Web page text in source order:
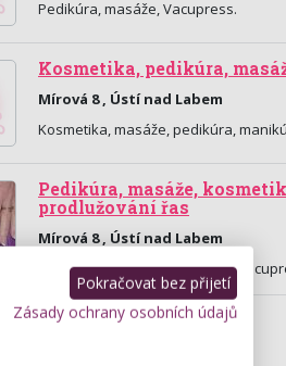
Pedikúra, masáže, Vacupress.
Kosmetika, pedikúra,
Mírová 8 , Ústí nad Labem
Kosmetika, masáže, pedikúra,
Pedikúra, masáže,
prodlužování řas
Mírová 8 , Ústí nad Labem
Pedikúra, masáže, kosmetika,
Pokračovat bez přijetí
Zásady ochrany osobních údajů